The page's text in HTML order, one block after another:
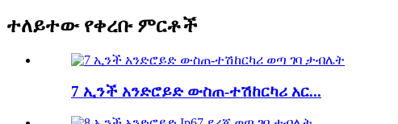
ተለይተው የቀረቡ ምርቶች
7 ኢንች አንድሮይድ ውስጠ-ተሽከርካሪ አር...